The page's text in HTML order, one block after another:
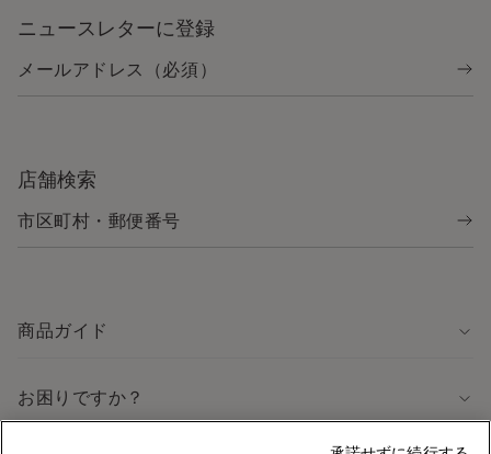
ニュースレターに登録
店舗検索
商品ガイド
お困りですか？